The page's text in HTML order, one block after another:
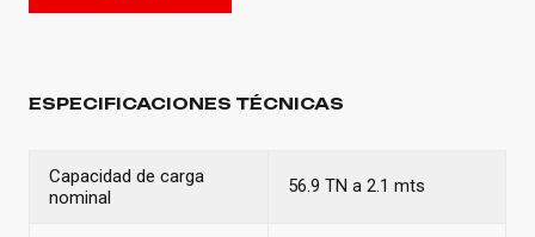
ESPECIFICACIONES TÉCNICAS
Capacidad de carga
nominal
56.9 TN a 2.1 mts